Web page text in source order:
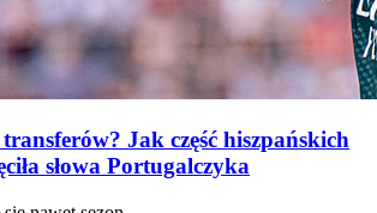
Jak część hiszpańskich
słowa Portugalczyka